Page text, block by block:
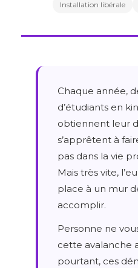
Installation libérale
Chaque année,
d’étudiants en
obtiennent leur
s’apprêtent à
pas dans la vie
Mais très vite,
place à un mur
accomplir.
Personne ne
cette avalanche
pourtant, ces